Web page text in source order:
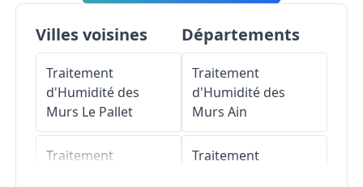
Villes voisines
Traitement
d'Humidité des
Murs Le Pallet
Traitement
Départements
Traitement
d'Humidité des
Murs Ain
Traitement